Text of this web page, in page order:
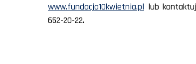
www.fundacja10kwietnia.pl lub
652-20-22.